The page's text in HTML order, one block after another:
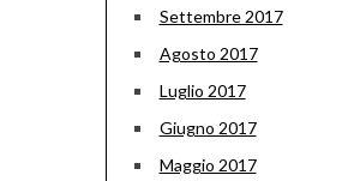
Settembre 2017
Agosto 2017
Luglio 2017
Giugno 2017
Maggio 2017